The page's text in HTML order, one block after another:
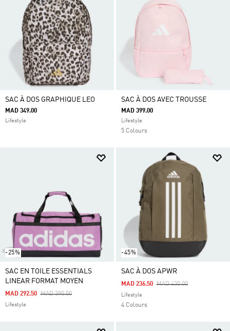
SAC À DOS GRAPHIQUE LEO
MAD 349.00
Lifestyle
SAC À DOS AVEC TROUSSE
MAD 399.00
Lifestyle
5 Colours
-25%
SAC EN TOILE ESSENTIALS
LINEAR FORMAT MOYEN
Price Reduced From
MAD 390.00To
MAD 292.50
Lifestyle
-45%
SAC À DOS APWR
Price Reduced From
MAD 430.00To
MAD 236.50
Lifestyle
4 Colours